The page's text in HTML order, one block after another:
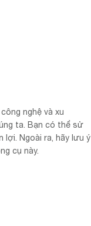
nghệ và xu
ta. Bạn có thể sử
lợi. Ngoài ra, hãy lưu ý
cụ này.